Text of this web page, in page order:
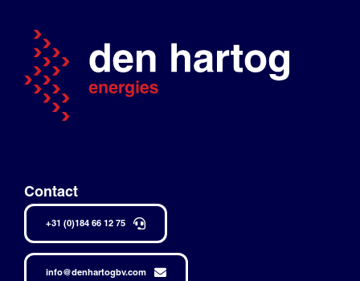
Contact
+31 (0)184 66 12 75
info@denhartogbv.com